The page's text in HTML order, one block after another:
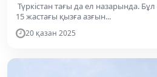
Түркістан тағы да ел назарында.
15 жастағы қызға азғын...
20 қазан 2025